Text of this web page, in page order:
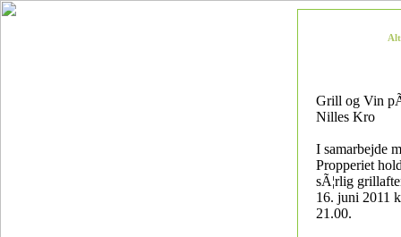
Grill og Vin
Nilles Kro
I samarbejde
Propperiet
sÃ¦rlig
16. juni 2011
21.00.